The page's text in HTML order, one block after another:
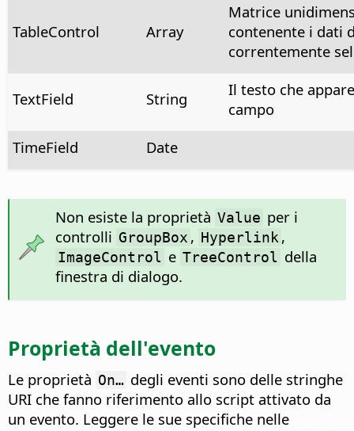
TableControl Array
Matrice
contenente i dati
correntemente
TextField String
Il testo che
campo
TimeField
Date
Non esiste la proprietà Value per i
controlli GroupBox , Hyperlink ,
ImageControl e TreeControl della
finestra di dialogo.
Proprietà dell'evento
Le proprietà On… degli eventi sono delle stringhe
URI che fanno riferimento allo script attivato da
un evento. Leggere le sue specifiche nelle